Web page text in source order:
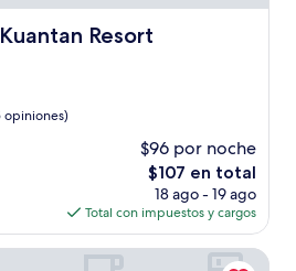
Resort
Resort
opiniones)
$96 por noche
El
precio
actual
es
de
$107 en total
18 ago - 19 ago
Total con impuestos y cargos
NatureHome